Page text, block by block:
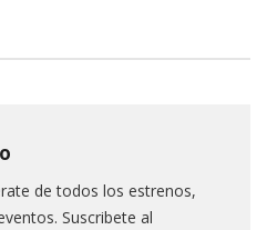
de todos los estrenos,
Suscribete al